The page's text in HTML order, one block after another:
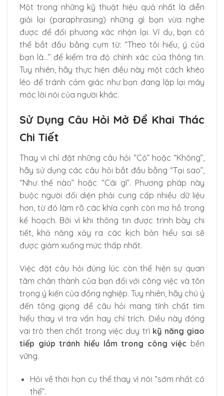
Một trong những kỹ thuật hiệu quả nhất là diễn
giải lại (paraphrasing) những gì bạn vừa nghe
được để đối phương xác nhận lại. Ví dụ, bạn có
thể bắt đầu bằng cụm từ: “Theo tôi hiểu, ý của
bạn là…” để kiểm tra độ chính xác của thông tin.
Tuy nhiên, hãy thực hiện điều này một cách khéo
léo để tránh cảm giác như bạn đang lặp lại máy
móc lời nói của người khác.
Sử Dụng Câu Hỏi Mở Để Khai Thác
Chi Tiết
Thay vì chỉ đặt những câu hỏi “Có” hoặc “Không”,
hãy sử dụng các câu hỏi bắt đầu bằng “Tại sao”,
“Như thế nào” hoặc “Cái gì”. Phương pháp này
buộc người đối diện phải cung cấp nhiều dữ liệu
hơn, từ đó làm rõ các khía cạnh còn mơ hồ trong
kế hoạch. Bởi vì khi thông tin được trình bày chi
tiết, khả năng xảy ra các kịch bản hiểu sai sẽ
được giảm xuống mức thấp nhất.
Việc đặt câu hỏi đúng lúc còn thể hiện sự quan
tâm chân thành của bạn đối với công việc và tôn
trọng ý kiến của đồng nghiệp. Tuy nhiên, hãy chú ý
đến tông giọng để câu hỏi mang tính chất tìm
hiểu thay vì tra vấn hay chỉ trích. Điều này đóng
vai trò then chốt trong việc duy trì kỹ năng giao
tiếp giúp tránh hiểu lầm trong công việc bền
vững.
Hỏi về thời hạn cụ thể thay vì nói “sớm nhất có
thể”.